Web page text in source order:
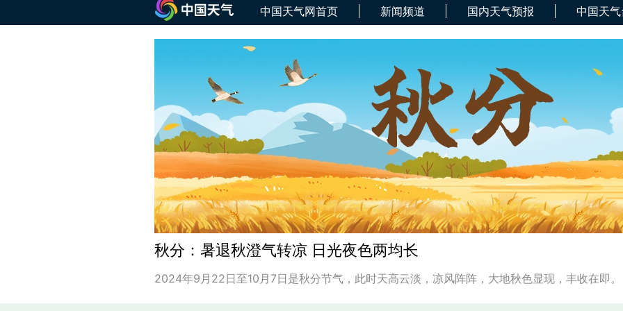
中国天气网首页 新闻频道 国内天气预报 中国天
秋分：暑退秋澄气转凉 日光夜色两均长
2024年9月22日至10月7日是秋分节气，此时天高云淡，凉风阵阵，大地秋色显现，丰收在即。